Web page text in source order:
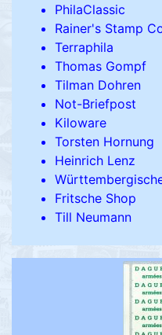
PhilaClassic
Rainer's Stamp
Terraphila
Thomas Gompf
Tilman Dohren
Not-Briefpost
Kiloware
Torsten Hornung
Heinrich Lenz
Fritsche Shop
Till Neumann